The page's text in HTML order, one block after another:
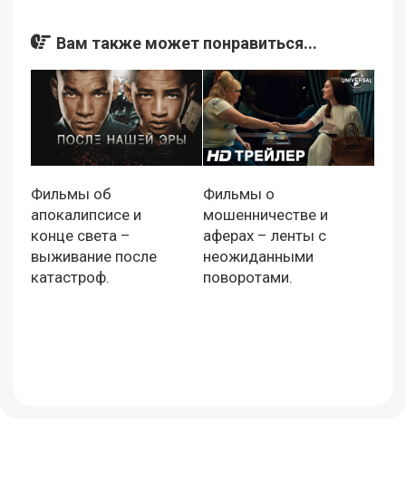
Вам также может понравиться...
Фильмы об
апокалипсисе и
конце света –
выживание после
катастроф.
Фильмы о
мошенничестве и
аферах – ленты с
неожиданными
поворотами.